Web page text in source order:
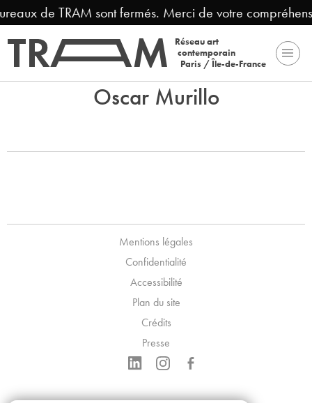
de TRAM sont fermés. Merci de votre
Réseau art
contemporain
Paris / Île-de-France
Oscar Murillo
Mentions légales
Confidentialité
Accessibilité
Plan du site
Crédits
Presse